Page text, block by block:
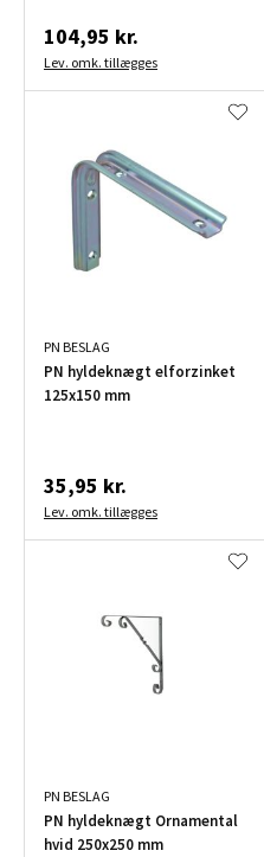
104,95 kr.
Lev. omk. tillægges
PN BESLAG
PN hyldeknægt elforzinket
125x150 mm
35,95 kr.
Lev. omk. tillægges
PN BESLAG
PN hyldeknægt Ornamental
hvid 250x250 mm